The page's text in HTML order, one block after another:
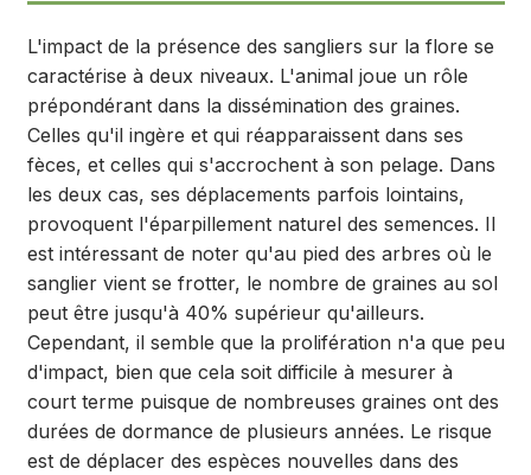
L'impact de la présence des sangliers sur la flore se
caractérise à deux niveaux. L'animal joue un rôle
prépondérant dans la dissémination des graines.
Celles qu'il ingère et qui réapparaissent dans ses
fèces, et celles qui s'accrochent à son pelage. Dans
les deux cas, ses déplacements parfois lointains,
provoquent l'éparpillement naturel des semences. Il
est intéressant de noter qu'au pied des arbres où le
sanglier vient se frotter, le nombre de graines au sol
peut être jusqu'à 40% supérieur qu'ailleurs.
Cependant, il semble que la prolifération n'a que peu
d'impact, bien que cela soit difficile à mesurer à
court terme puisque de nombreuses graines ont des
durées de dormance de plusieurs années. Le risque
est de déplacer des espèces nouvelles dans des